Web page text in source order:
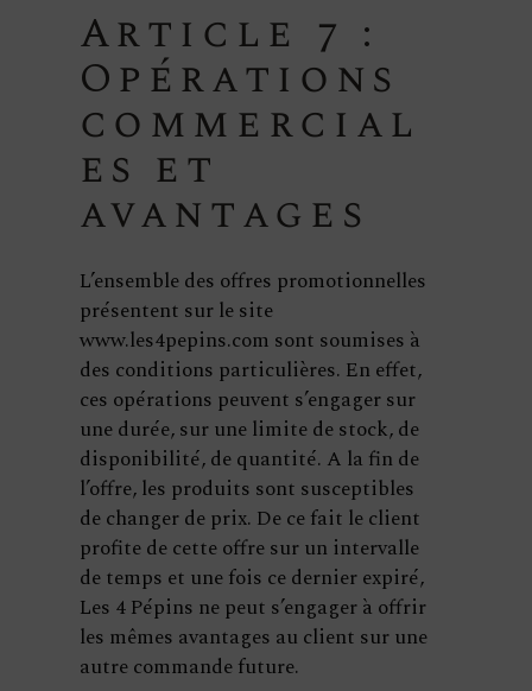
Article 7 :
Opérations
commercial
es et
avantages
L’ensemble des offres promotionnelles
présentent sur le site
www.les4pepins.com sont soumises à
des conditions particulières. En effet,
ces opérations peuvent s’engager sur
une durée, sur une limite de stock, de
disponibilité, de quantité. A la fin de
l’offre, les produits sont susceptibles
de changer de prix. De ce fait le client
profite de cette offre sur un intervalle
de temps et une fois ce dernier expiré,
Les 4 Pépins ne peut s’engager à offrir
les mêmes avantages au client sur une
autre commande future.